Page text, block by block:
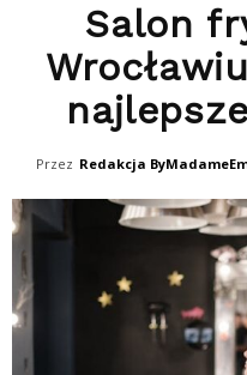
Salon
Przez Redakcja